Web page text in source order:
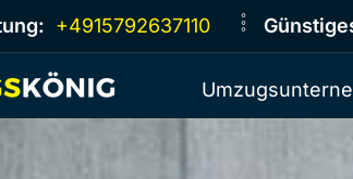
+4915792637110